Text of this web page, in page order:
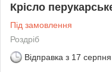
Крісло
Під замовлення
Роздріб
Відправка з 17